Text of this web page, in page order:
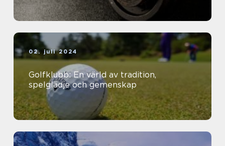
02. juli 2024
Golfklubb: En värld av tradition,
spelglädje och gemenskap